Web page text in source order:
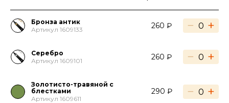
Бронза антик
Артикул 1609133
260 ₽ − +
Серебро
Артикул 1609101
260 ₽ − +
Золотисто-травяной с
блестками
Артикул 1609611
290 ₽ − +